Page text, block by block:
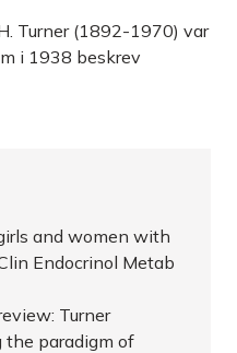
Turner (1892-1970) var
i 1938 beskrev
and women with
Endocrinol Metab
Turner
the paradigm of